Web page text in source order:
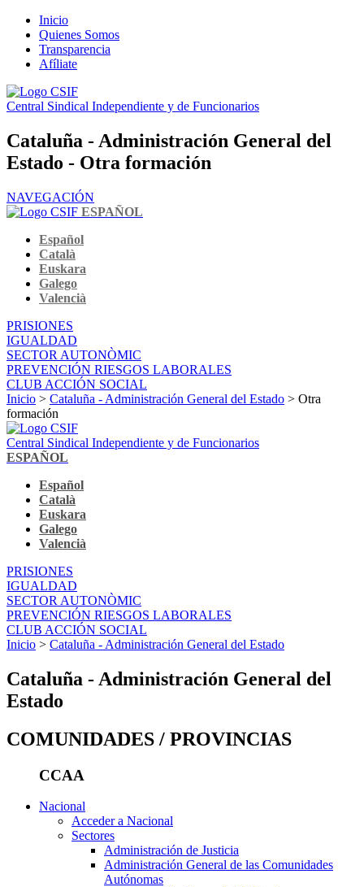
Inicio
Quienes Somos
Transparencia
Afíliate
Central Sindical Independiente y de Funcionarios
Cataluña - Administración General del
Estado - Otra formación
NAVEGACIÓN
ESPAÑOL
Español
Català
Euskara
Galego
Valencià
PRISIONES
IGUALDAD
SECTOR AUTONÒMIC
PREVENCIÓN RIESGOS LABORALES
CLUB ACCIÓN SOCIAL
Inicio > Cataluña - Administración General del Estado > Otra
formación
Central Sindical Independiente y de Funcionarios
ESPAÑOL
Español
Català
Euskara
Galego
Valencià
PRISIONES
IGUALDAD
SECTOR AUTONÒMIC
PREVENCIÓN RIESGOS LABORALES
CLUB ACCIÓN SOCIAL
Inicio > Cataluña - Administración General del Estado
Cataluña - Administración General del
Estado
COMUNIDADES / PROVINCIAS
CCAA
Nacional
Acceder a Nacional
Sectores
Administración de Justicia
Administración General de las Comunidades
Autónomas